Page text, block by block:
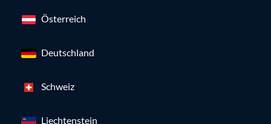
Österreich
Deutschland
Schweiz
Liechtenstein